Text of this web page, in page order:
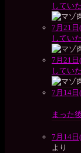
してい
7月21
してい
7月21
してい
7月14
まった
7月14
より